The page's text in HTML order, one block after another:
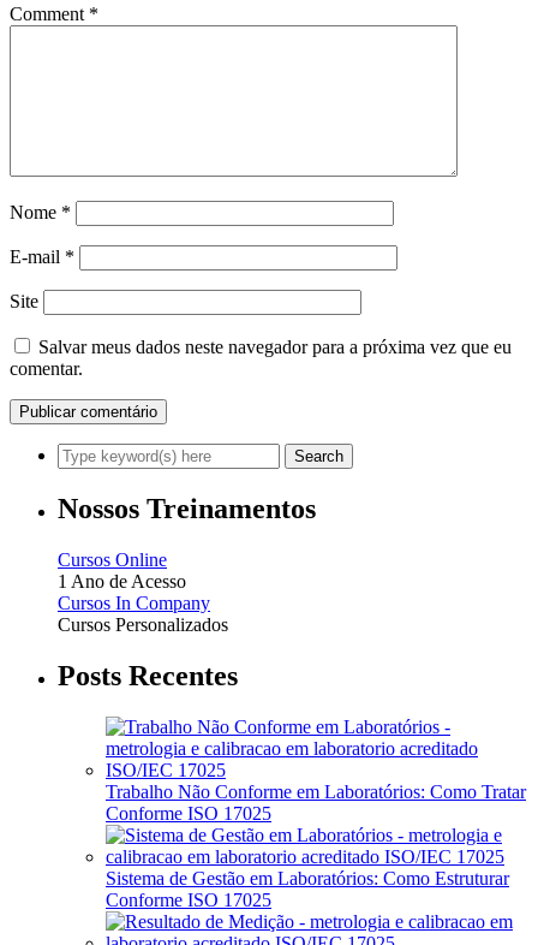
Comment *
Nome *
E-mail *
Site
Salvar meus dados neste navegador para a próxima vez que eu
comentar.
Nossos Treinamentos
Cursos Online
1 Ano de Acesso
Cursos In Company
Cursos Personalizados
Posts Recentes
Trabalho Não Conforme em Laboratórios: Como Tratar
Conforme ISO 17025
Sistema de Gestão em Laboratórios: Como Estruturar
Conforme ISO 17025